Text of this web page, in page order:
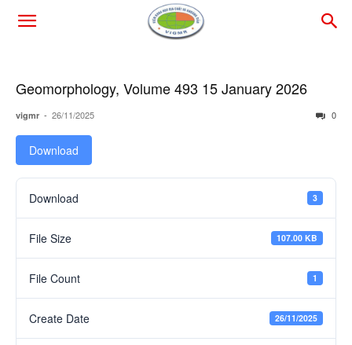
Geomorphology, Volume 493 15 January 2026
vigmr - 26/11/2025 0
Download
Download 3
File Size 107.00 KB
File Count 1
Create Date 26/11/2025